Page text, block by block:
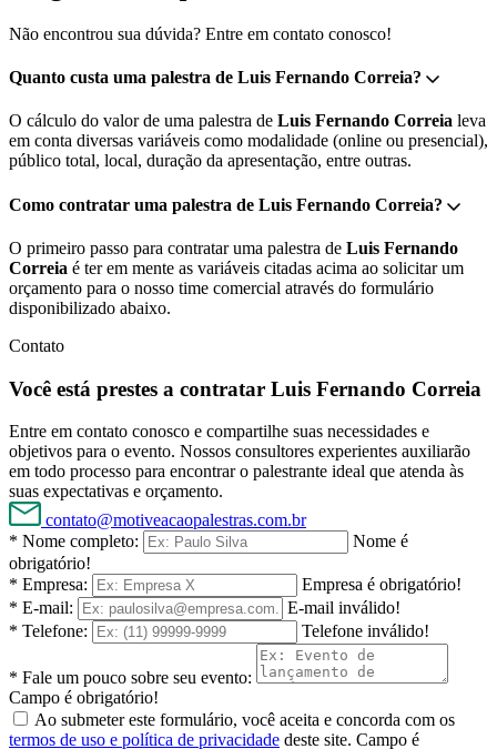
Não encontrou sua dúvida? Entre em contato conosco!
Quanto custa uma palestra de Luis Fernando Correia?
O cálculo do valor de uma palestra de Luis Fernando Correia leva
em conta diversas variáveis como modalidade (online ou presencial),
público total, local, duração da apresentação, entre outras.
Como contratar uma palestra de Luis Fernando Correia?
O primeiro passo para contratar uma palestra de Luis Fernando
Correia é ter em mente as variáveis citadas acima ao solicitar um
orçamento para o nosso time comercial através do formulário
disponibilizado abaixo.
Contato
Você está prestes a contratar Luis Fernando Correia
Entre em contato conosco e compartilhe suas necessidades e
objetivos para o evento. Nossos consultores experientes auxiliarão
em todo processo para encontrar o palestrante ideal que atenda às
suas expectativas e orçamento.
contato@motiveacaopalestras.com.br
* Nome completo:
Nome é
obrigatório!
* Empresa:
Empresa é obrigatório!
* E-mail:
E-mail inválido!
* Telefone:
Telefone inválido!
* Fale um pouco sobre seu evento:
Campo é obrigatório!
Ao submeter este formulário, você aceita e concorda com os
termos de uso e política de privacidade deste site. Campo é